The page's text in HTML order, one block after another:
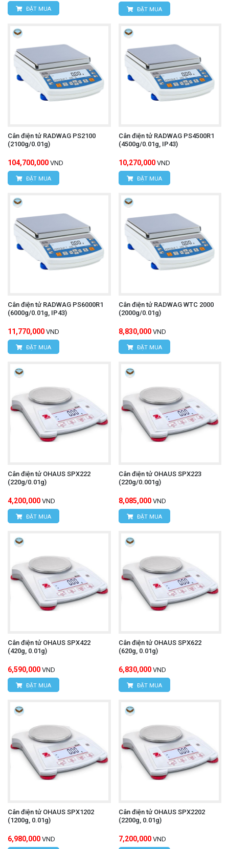
ĐẶT MUA ĐẶT MUA
Cân điện tử RADWAG PS2100
(2100g/0.01g)
104,700,000 VND
ĐẶT MUA
Cân điện tử RADWAG PS4500R1
(4500g/0.01g, IP43)
10,270,000 VND
ĐẶT MUA
Cân điện tử RADWAG PS6000R1
(6000g/0.01g, IP43)
11,770,000 VND
ĐẶT MUA
Cân điện tử RADWAG WTC 2000
(2000g/0.01g)
8,830,000 VND
ĐẶT MUA
Cân điện tử OHAUS SPX222
(220g/0.01g)
4,200,000 VND
ĐẶT MUA
Cân điện tử OHAUS SPX223
(220g/0.001g)
8,085,000 VND
ĐẶT MUA
Cân điện tử OHAUS SPX422
(420g, 0.01g)
6,590,000 VND
ĐẶT MUA
Cân điện tử OHAUS SPX622
(620g, 0.01g)
6,830,000 VND
ĐẶT MUA
Cân điện tử OHAUS SPX1202
(1200g, 0.01g)
6,980,000 VND
Cân điện tử OHAUS SPX2202
(2200g, 0.01g)
7,200,000 VND